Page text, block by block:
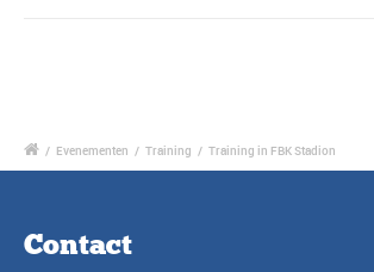
/ Evenementen / Training / Training in FBK Stadion
Contact